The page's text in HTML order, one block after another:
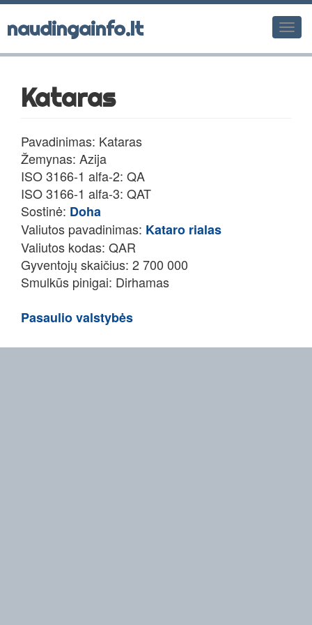
naudingainfo.lt
Kataras
Pavadinimas: Kataras
Žemynas: Azija
ISO 3166-1 alfa-2: QA
ISO 3166-1 alfa-3: QAT
Sostinė: Doha
Valiutos pavadinimas: Kataro rialas
Valiutos kodas: QAR
Gyventojų skaičius: 2 700 000
Smulkūs pinigai: Dirhamas
Pasaulio valstybės